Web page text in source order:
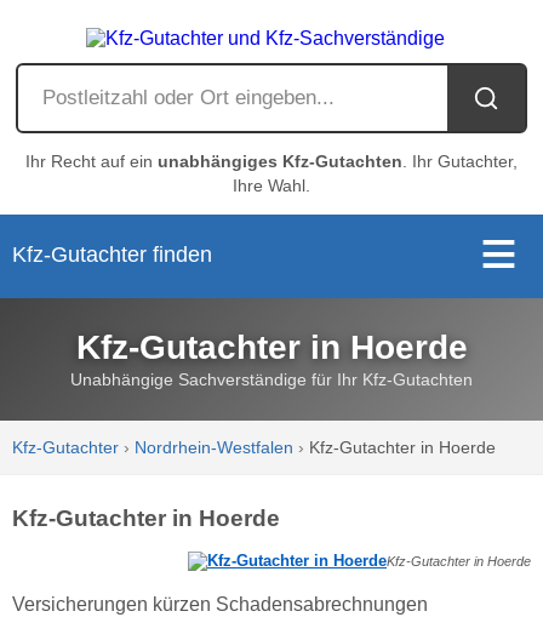
Ihr Recht auf ein unabhängiges Kfz-Gutachten . Ihr Gutachter,
Ihre Wahl.
Kfz-Gutachter finden
Kfz-Gutachter in Hoerde
Unabhängige Sachverständige für Ihr Kfz-Gutachten
Kfz-Gutachter › Nordrhein-Westfalen › Kfz-Gutachter in Hoerde
Kfz-Gutachter in Hoerde
Kfz-Gutachter in Hoerde
Versicherungen kürzen Schadensabrechnungen